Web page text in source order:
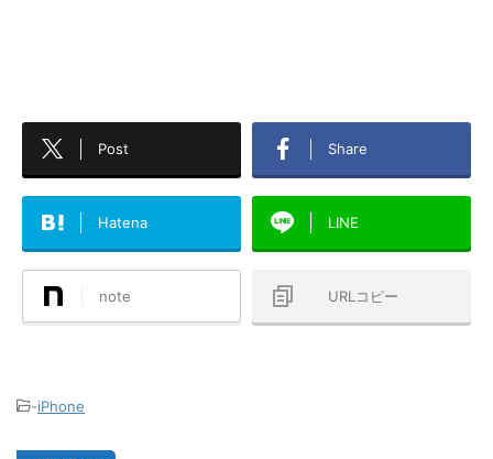
Post Share
Hatena LINE
note URLコピー
-iPhone